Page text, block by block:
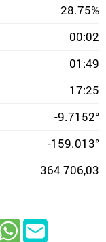
28.75%
00:02
01:49
17:25
-9.7152°
-159.013°
364 706,03